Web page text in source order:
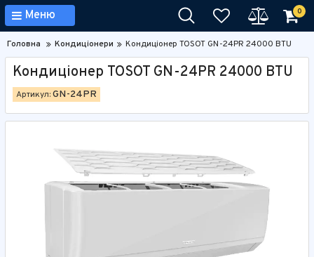
Меню 0
Головна Кондиціонери Кондиціонер TOSOT GN-24PR 24000 BTU
Кондиціонер TOSOT GN-24PR 24000 BTU
Артикул:GN-24PR